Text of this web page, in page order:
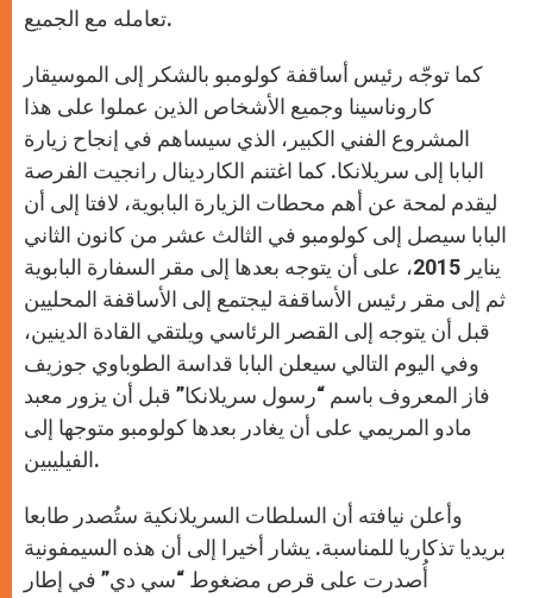
تعامله مع الجميع.
كما توجّه رئيس أساقفة كولومبو بالشكر إلى الموسيقار
كاروناسينا وجميع الأشخاص الذين عملوا على هذا
المشروع الفني الكبير، الذي سيساهم في إنجاح زيارة
البابا إلى سريلانكا. كما اغتنم الكاردينال رانجيت الفرصة
ليقدم لمحة عن أهم محطات الزيارة البابوية، لافتا إلى أن
البابا سيصل إلى كولومبو في الثالث عشر من كانون الثاني
يناير 2015، على أن يتوجه بعدها إلى مقر السفارة البابوية
ثم إلى مقر رئيس الأساقفة ليجتمع إلى الأساقفة المحليين
قبل أن يتوجه إلى القصر الرئاسي ويلتقي القادة الدينين،
وفي اليوم التالي سيعلن البابا قداسة الطوباوي جوزيف
فاز المعروف باسم “رسول سريلانكا” قبل أن يزور معبد
مادو المريمي على أن يغادر بعدها كولومبو متوجها إلى
الفيليبين.
وأعلن نيافته أن السلطات السريلانكية ستُصدر طابعا
بريديا تذكاريا للمناسبة. يشار أخيرا إلى أن هذه السيمفونية
أُصدرت على قرص مضغوط “سي دي” في إطار